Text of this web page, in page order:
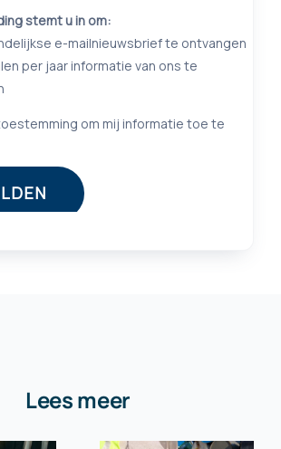
Lees meer